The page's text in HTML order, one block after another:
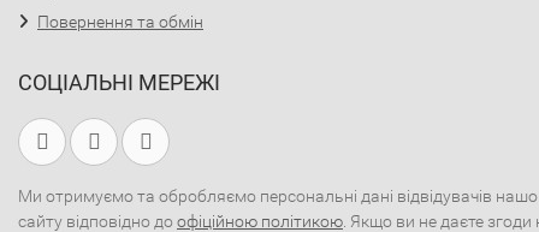
Повернення та обмін
СОЦІАЛЬНІ МЕРЕЖІ
Ми отримуємо та обробляємо персональні дані відвідувачів
сайту відповідно до офіційною політикою . Якщо ви не даєте згоди